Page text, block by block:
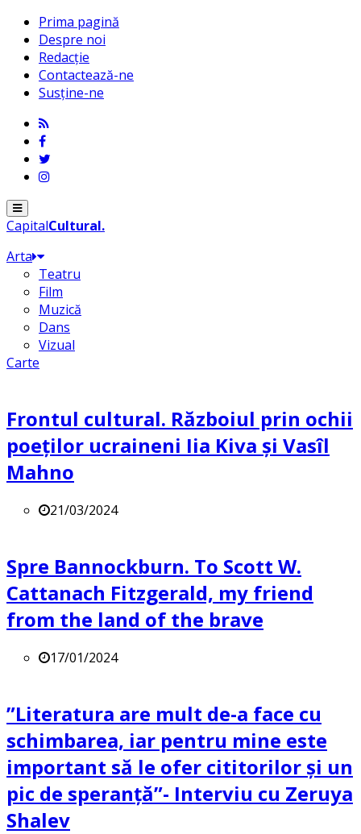
Prima pagină
Despre noi
Redacție
Contactează-ne
Susține-ne
Menu
CapitalCultural.
Arta
Teatru
Film
Muzică
Dans
Vizual
Carte
Frontul cultural. Războiul prin ochii
poeților ucraineni Iia Kiva și Vasîl
Mahno
21/03/2024
Spre Bannockburn. To Scott W.
Cattanach Fitzgerald, my friend
from the land of the brave
17/01/2024
”Literatura are mult de-a face cu
schimbarea, iar pentru mine este
important să le ofer cititorilor și un
pic de speranță”- Interviu cu Zeruya
Shalev